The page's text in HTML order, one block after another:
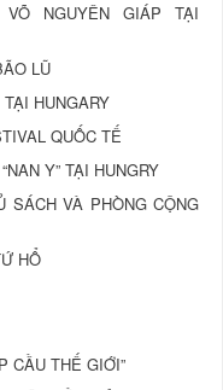
NGUYÊN GIÁP TẠI
LŨ
HUNGARY
QUỐC TẾ
Y” TẠI HUNGRY
SÁCH VÀ PHÒNG CỘNG
HỔ
CẦU THẾ GIỚI”